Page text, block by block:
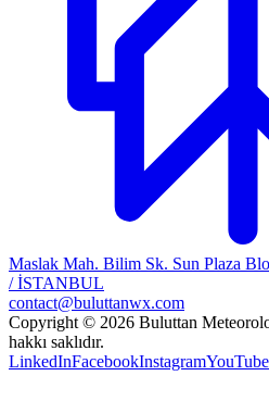
Maslak Mah. Bilim Sk. Sun Plaza
/ İSTANBUL
contact@buluttanwx.com
Copyright © 2026 Buluttan
hakkı saklıdır.
LinkedInFacebookInstagramYouTube